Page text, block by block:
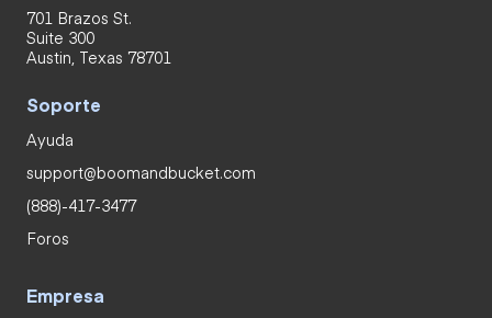
701 Brazos St.
Suite 300
Austin, Texas 78701
Soporte
Ayuda
support@boomandbucket.com
(888)-417-3477
Foros
Empresa